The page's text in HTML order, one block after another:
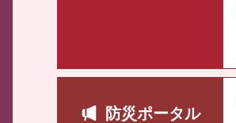
防災ポータル